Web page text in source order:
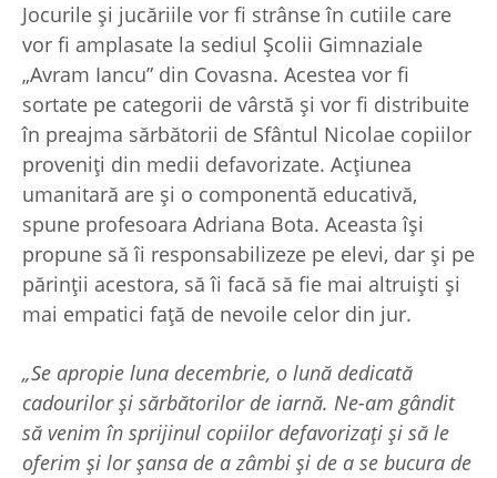
Jocurile și jucăriile vor fi strânse în cutiile care
vor fi amplasate la sediul Școlii Gimnaziale
„Avram Iancu” din Covasna. Acestea vor fi
sortate pe categorii de vârstă și vor fi distribuite
în preajma sărbătorii de Sfântul Nicolae copiilor
proveniți din medii defavorizate. Acțiunea
umanitară are și o componentă educativă,
spune profesoara Adriana Bota. Aceasta își
propune să îi responsabilizeze pe elevi, dar și pe
părinții acestora, să îi facă să fie mai altruiști și
mai empatici față de nevoile celor din jur.
„Se apropie luna decembrie, o lună dedicată
cadourilor și sărbătorilor de iarnă. Ne-am gândit
să venim în sprijinul copiilor defavorizați și să le
oferim și lor șansa de a zâmbi și de a se bucura de